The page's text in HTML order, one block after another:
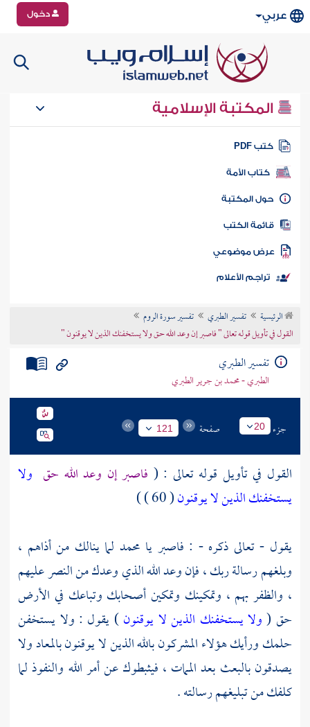
عربي دخول
المكتبة الإسلامية
كتب PDF
كتاب الأمة
المكتبة
الكتب
موضوعي
تراجم الأعلام
الرئيسية تفسير الطبري
تفسير سورة الروم
القول في تأويل قوله تعالى " فاصبر إن وعد الله حق ولا يستخفنك الذين لا يوقنون "
تفسير الطبري
الطبري - محمد بن جرير الطبري
جزء 20 صفحة 121
القول في تأويل قوله تعالى : ( فاصبر إن وعد الله حق ولا
يستخفنك الذين لا يوقنون( 60 ) )
يقول - تعالى ذكره - : فاصبر يا محمد لما ينالك من أذاهم ،
وبلغهم رسالة ربك ، فإن وعد الله الذي وعدك من النصر عليهم
، والظفر بهم ، وتمكينك وتمكين أصحابك وتباعك في الأرض
حق (ولا يستخفنك الذين لا يوقنون) يقول : ولا يستخفن
حلمك ورأيك هؤلاء المشركون بالله الذين لا يوقنون بالمعاد ولا
يصدقون بالبعث بعد الممات ، فيثبطوك عن أمر الله والنفوذ لما
كلفك من تبليغهم رسالته .